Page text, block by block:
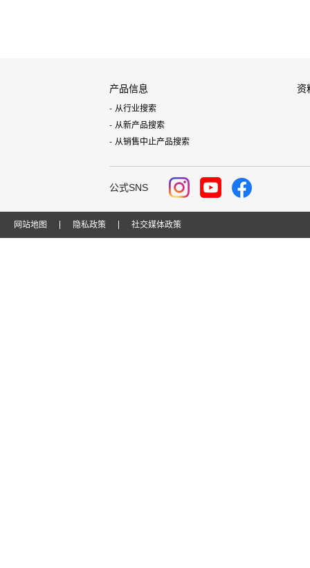
产品信息
从行业搜索
从新产品搜索
从销售中止产品搜索
资
公式SNS
网站地图 隐私政策 社交媒体政策